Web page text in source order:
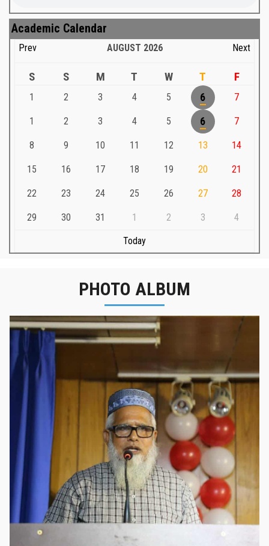
Academic Calendar
Prev AUGUST 2026 Next
S S M T W T F
1 2 3 4 5 6 7
1 2 3 4 5 6 7
8 9 10 11 12 13 14
15 16 17 18 19 20 21
22 23 24 25 26 27 28
29 30 31 1 2 3 4
Today
PHOTO ALBUM
নবীনবরণ - ২০২৫